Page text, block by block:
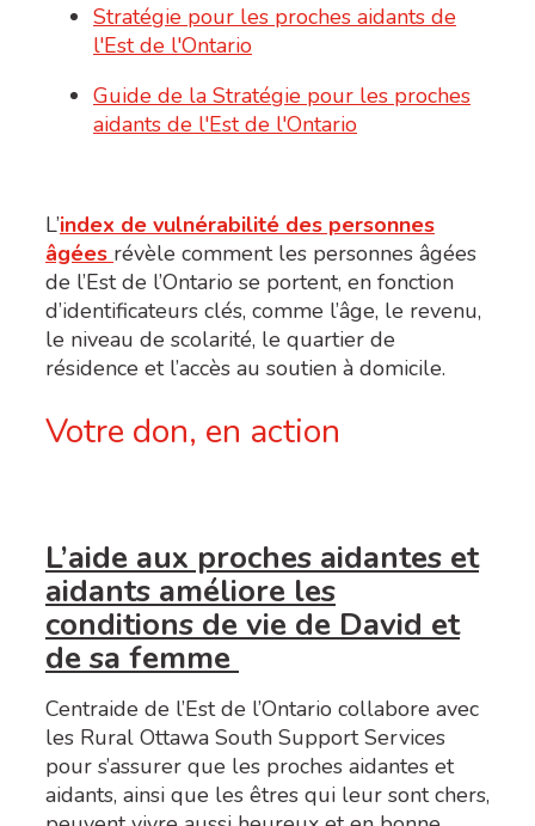
Stratégie pour les proches aidants de
l'Est de l'Ontario
Guide de la Stratégie pour les proches
aidants de l'Est de l'Ontario
L’index de vulnérabilité des personnes
âgées révèle comment les personnes âgées
de l’Est de l’Ontario se portent, en fonction
d’identificateurs clés, comme l’âge, le revenu,
le niveau de scolarité, le quartier de
résidence et l’accès au soutien à domicile.
Votre don, en action
L’aide aux proches aidantes et
aidants améliore les
conditions de vie de David et
de sa femme
Centraide de l’Est de l’Ontario collabore avec
les Rural Ottawa South Support Services
pour s’assurer que les proches aidantes et
aidants, ainsi que les êtres qui leur sont chers,